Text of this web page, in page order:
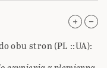
obu stron (PL ::UA):